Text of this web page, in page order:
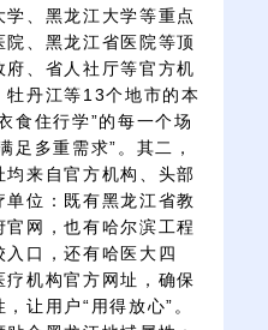
、黑龙江大学等重点
、黑龙江省医院等顶
、省人社厅等官方机
丹江等13个地市的本
食住行学”的每一个场
足多重需求”。其二，
来自官方机构、头部
位：既有黑龙江省教
网，也有哈尔滨工程
口，还有哈医大四
机构官方网址，确保
让用户“用得放心”。